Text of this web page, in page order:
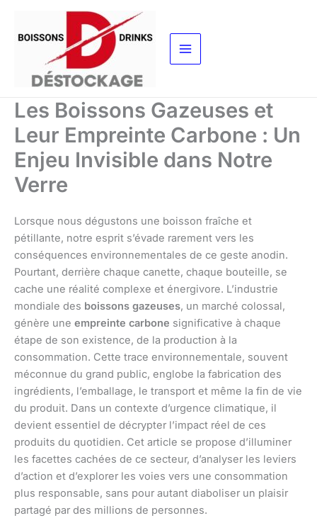
contenu
Les Boissons Gazeuses et
Leur Empreinte Carbone : Un
Enjeu Invisible dans Notre
Verre
Lorsque nous dégustons une boisson fraîche et
pétillante, notre esprit s’évade rarement vers les
conséquences environnementales de ce geste anodin.
Pourtant, derrière chaque canette, chaque bouteille, se
cache une réalité complexe et énergivore. L’industrie
mondiale des boissons gazeuses, un marché colossal,
génère une empreinte carbone significative à chaque
étape de son existence, de la production à la
consommation. Cette trace environnementale, souvent
méconnue du grand public, englobe la fabrication des
ingrédients, l’emballage, le transport et même la fin de vie
du produit. Dans un contexte d’urgence climatique, il
devient essentiel de décrypter l’impact réel de ces
produits du quotidien. Cet article se propose d’illuminer
les facettes cachées de ce secteur, d’analyser les leviers
d’action et d’explorer les voies vers une consommation
plus responsable, sans pour autant diaboliser un plaisir
partagé par des millions de personnes.